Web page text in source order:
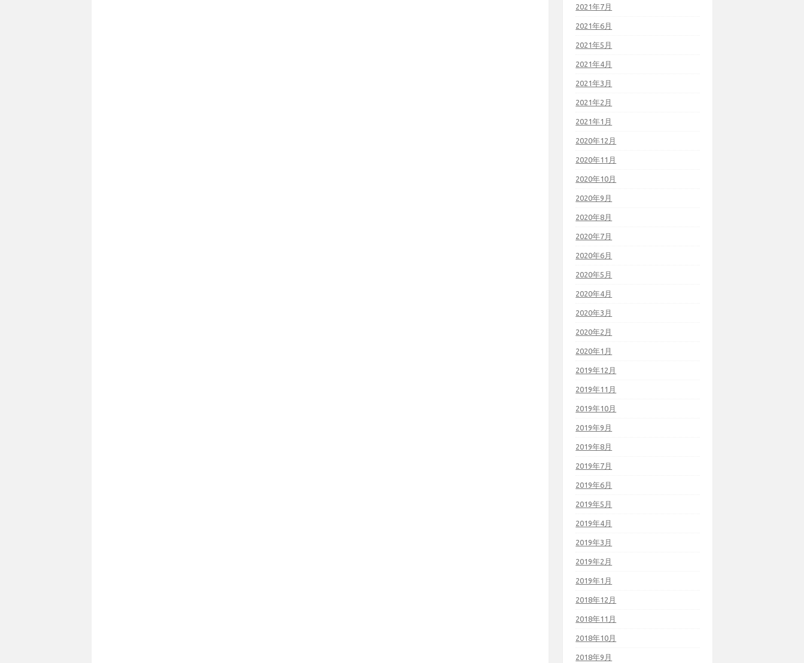
2021年7月
2021年6月
2021年5月
2021年4月
2021年3月
2021年2月
2021年1月
2020年12月
2020年11月
2020年10月
2020年9月
2020年8月
2020年7月
2020年6月
2020年5月
2020年4月
2020年3月
2020年2月
2020年1月
2019年12月
2019年11月
2019年10月
2019年9月
2019年8月
2019年7月
2019年6月
2019年5月
2019年4月
2019年3月
2019年2月
2019年1月
2018年12月
2018年11月
2018年10月
2018年9月